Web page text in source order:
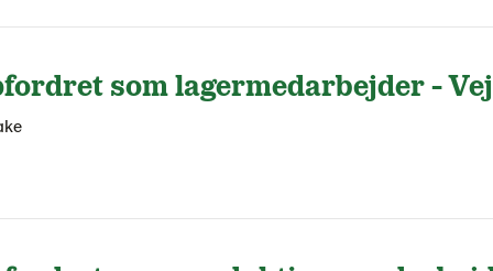
som lagermedarbejder -